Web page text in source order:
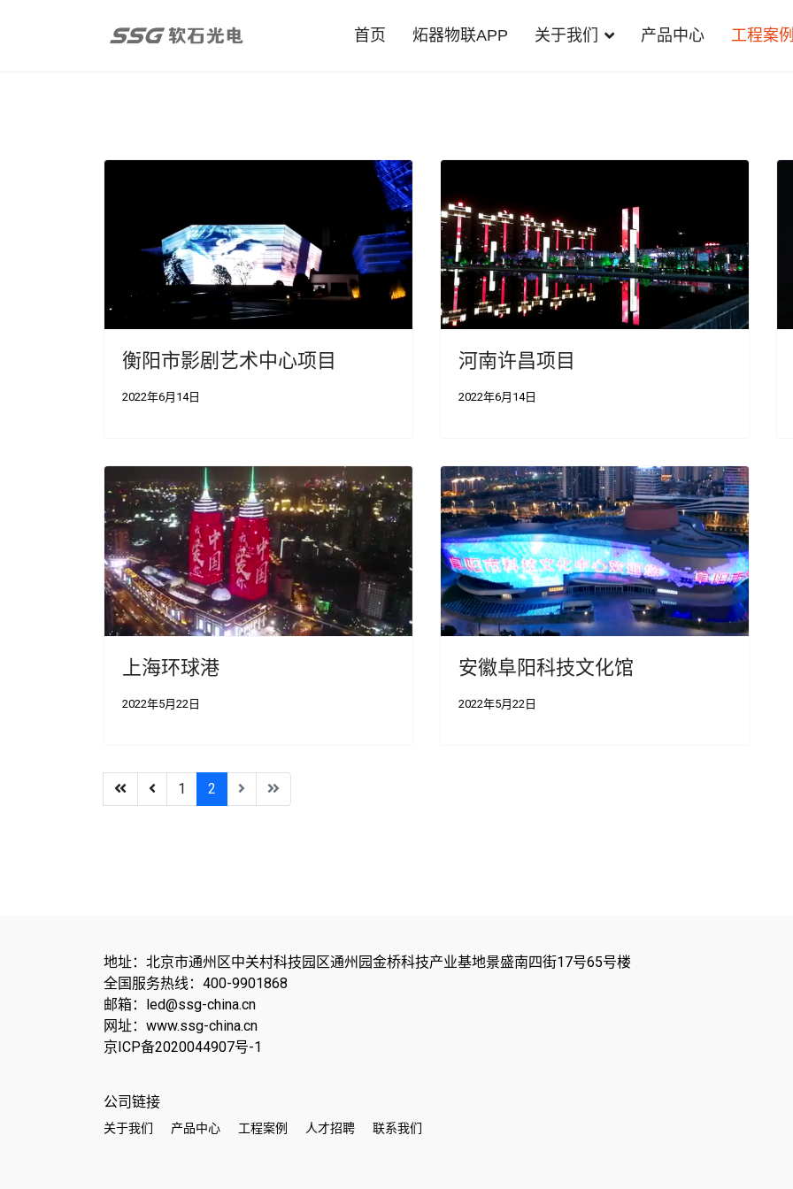
首页 炻器物联APP 关于我们 产品中心 工程案例
衡阳市影剧艺术中心项目
2022年6月14日
河南许昌项目
2022年6月14日
上海环球港
2022年5月22日
安徽阜阳科技文化馆
2022年5月22日
1 2
地址：北京市通州区中关村科技园区通州园金桥科技产业基地景盛南四街17号65号楼
全国服务热线：400-9901868
邮箱：led@ssg-china.cn
网址：www.ssg-china.cn
京ICP备2020044907号-1
公司链接
关于我们 产品中心 工程案例 人才招聘 联系我们